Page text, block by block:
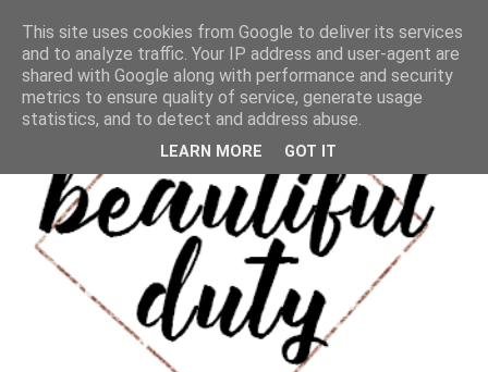
This site uses cookies from Google to deliver its services
and to analyze traffic. Your IP address and user-agent are
shared with Google along with performance and security
metrics to ensure quality of service, generate usage
statistics, and to detect and address abuse.
LEARN MORE GOT IT